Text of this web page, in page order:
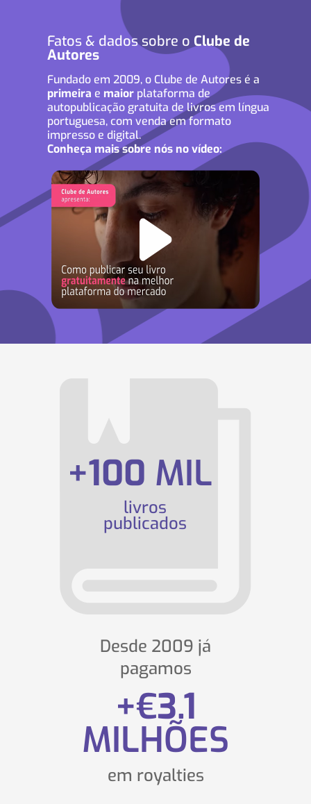
Fatos & dados sobre o Clube de
Autores
Fundado em 2009, o Clube de Autores é a
primeira e maiorplataforma de
autopublicação gratuita de livros em língua
portuguesa, com venda em formato
impresso e digital.
Conheça mais sobre nós no vídeo:
+100 MIL
livros
publicados
Desde 2009 já
pagamos
+€3.1
MILHÕES
em royalties